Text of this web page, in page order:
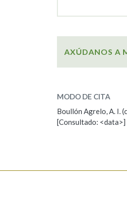
AXÚDANOS A
Isidro
ESCOLLE
MODO DE CITA
Boullón Agrelo, A. I.
[Consultado: <data>]